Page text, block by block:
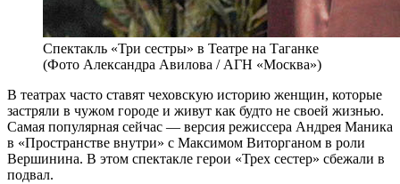
Спектакль «Три сестры» в Театре на Таганке
(Фото Александра Авилова / АГН «Москва»)
В театрах часто ставят чеховскую историю женщин, которые
застряли в чужом городе и живут как будто не своей жизнью.
Самая популярная сейчас — версия режиссера Андрея Маника
в «Пространстве внутри» с Максимом Виторганом в роли
Вершинина. В этом спектакле герои «Трех сестер» сбежали в
подвал.